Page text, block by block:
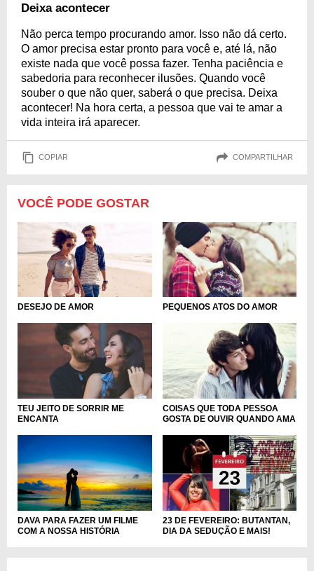
Deixa acontecer
Não perca tempo procurando amor. Isso não dá certo.
O amor precisa estar pronto para você e, até lá, não
existe nada que você possa fazer. Tenha paciência e
sabedoria para reconhecer ilusões. Quando você
souber o que não quer, saberá o que precisa. Deixa
acontecer! Na hora certa, a pessoa que vai te amar a
vida inteira irá aparecer.
COPIAR COMPARTILHAR
VOCÊ PODE GOSTAR
DESEJO DE AMOR PEQUENOS ATOS DO AMOR
TEU JEITO DE SORRIR ME
ENCANTA
COISAS QUE TODA PESSOA
GOSTA DE OUVIR QUANDO AMA
DAVA PARA FAZER UM FILME
COM A NOSSA HISTÓRIA
23 DE FEVEREIRO: BUTANTAN,
DIA DA SEDUÇÃO E MAIS!